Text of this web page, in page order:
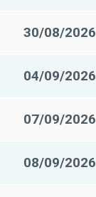
30/08/2026
04/09/2026
07/09/2026
08/09/2026